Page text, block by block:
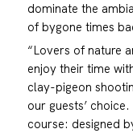
dominate the
of bygone times
“Lovers of nature
enjoy their time
clay-pigeon
our guests’
course: designed